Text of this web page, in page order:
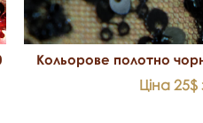
Кольорове полотно
Ціна